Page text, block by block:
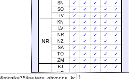
SN
✓ ✓ ✓ ✓
✓
SO
✓ ✓ ✓ ✓
✓
TV
✓ ✓ ✓ ✓ ✓
NR
KN ✓ ✓ ✓ ✓
✓
LV
✓ ✓ ✓ ✓
✓
NR
✓ ✓ ✓ ✓
✓
NZ
✓ ✓ ✓ ✓
✓
SA
✓ ✓ ✓ ✓
✓
TO
✓ ✓ ✓ ✓
✓
ZM
✓ ✓ ✓ ✓
✓
BJ
✓ ✓ ✓ ✓
✓
HE
✓ ✓ ✓ ✓
✓